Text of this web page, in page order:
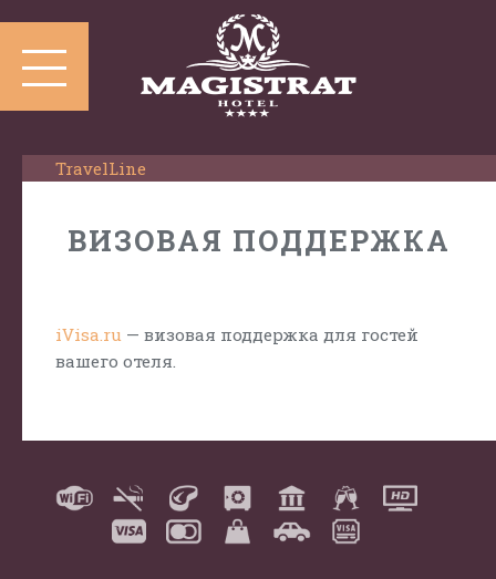
TravelLine
ВИЗОВАЯ ПОДДЕРЖКА
iVisa.ru — визовая поддержка для гостей
вашего отеля.